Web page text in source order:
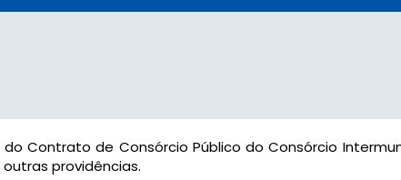
Contrato de Consórcio Público do Consórcio
providências.